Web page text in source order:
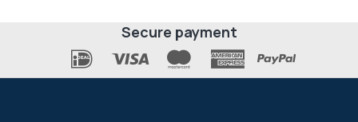
Secure payment